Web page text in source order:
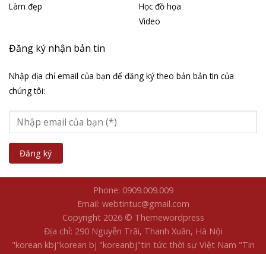
Làm đẹp
Học đồ họa
Video
Đăng ký nhận bản tin
Nhập địa chỉ email của bạn để đăng ký theo bản bản tin của
chúng tôi:
Phone: 0909.009.009
Email: webtintuc@gmail.com
Copyright 2026 © Themewordpress
Địa chỉ: 290 Nguyễn Trãi, Thanh Xuân, Hà Nội
"korean kbj​"korean bj "koreanbj​"tin tức thời sự Việt Nam "Tin